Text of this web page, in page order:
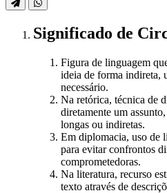
Significado de
Figura de linguagem
ideia de forma indireta,
necessário.
Na retórica, técnica de
diretamente um
longas ou indiretas.
Em diplomacia, uso de
para evitar confrontos
comprometedoras.
Na literatura, recurso
texto através de